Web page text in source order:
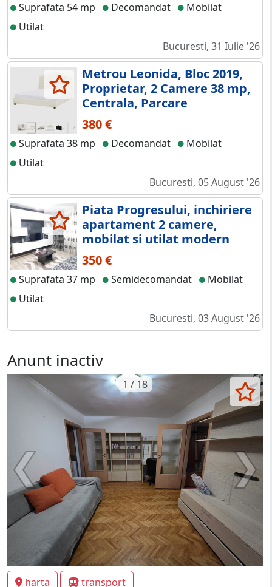
Suprafata 54 mp Decomandat
Mobilat
Utilat
Bucuresti, 31 Iulie '26
Metrou Leonida, Bloc 2019,
Proprietar, 2 Camere 38 mp,
Centrala, Parcare
380 €
Suprafata 38 mp Decomandat
Mobilat
Utilat
Bucuresti, 05 August '26
Piata Progresului, inchiriere
apartament 2 camere,
mobilat si utilat modern
350 €
Suprafata 37 mp Semidecomandat
Mobilat
Utilat
Bucuresti, 03 August '26
Anunt inactiv
1 / 18
harta transport